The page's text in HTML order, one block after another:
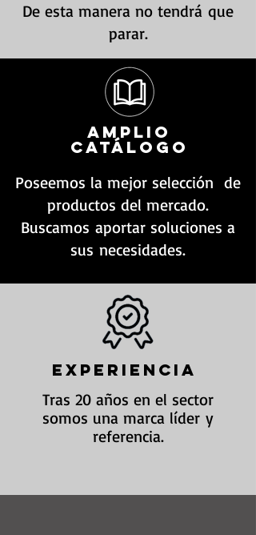
De esta manera no tendrá que
parar.
Amplio
Catálogo
Poseemos la mejor selección de
productos del mercado.
Buscamos aportar soluciones a
sus necesidades.
experiencia
Tras 20 años en el sector
somos una marca líder y
referencia.